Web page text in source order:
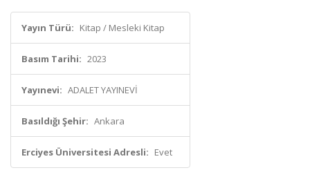
Yayın Türü: Kitap / Mesleki Kitap
Basım Tarihi: 2023
Yayınevi: ADALET YAYINEVİ
Basıldığı Şehir: Ankara
Erciyes Üniversitesi Adresli: Evet